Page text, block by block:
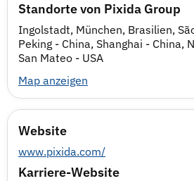
Standorte von Pixida Group
Ingolstadt, München, Brasilien,
Peking - China, Shanghai - China,
San Mateo - USA
Map anzeigen
Website
www.pixida.com/
Karriere-Website